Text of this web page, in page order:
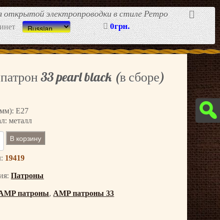
открытой электропроводки в стиле Ретро
0грн.
33 pearl black (в сборе)
E27
металл
В корзину
19419
Патроны
патроны, AMP патроны 33